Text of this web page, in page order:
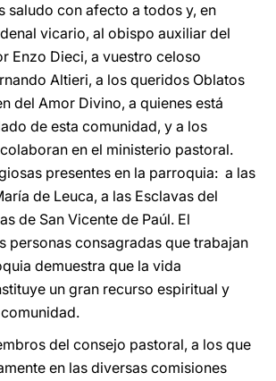
saludo con afecto a todos y, en
vicario, al obispo auxiliar del
Enzo Dieci, a vuestro celoso
Altieri, a los queridos Oblatos
del Amor Divino, a quienes está
de esta comunidad, y a los
en el ministerio pastoral.
presentes en la parroquia: a las
de Leuca, a las Esclavas del
de San Vicente de Paúl. El
personas consagradas que trabajan
demuestra que la vida
un gran recurso espiritual y
del consejo pastoral, a los que
en las diversas comisiones